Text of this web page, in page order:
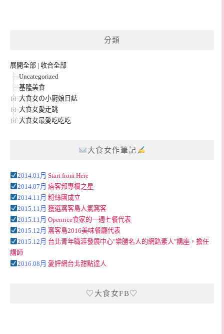
分類
展開全部 | 收合全部
Uncategorized
基隆美食
大食女の小廚娘日誌
大食女愛走跳
大食女最愛吃吃吃
大食女作筆記
2014.01月 Start from Here
2014.07月 痞客邦專欄之星
2014.11月 粉絲團成立
2015.11月 獲選窩客島人氣窩客
2015.11月 Openrice食家的一週七餐代表
2015.12月 窩客島2016美味餐廳代表
2015.12月 台北青年職涯發展中心"樂勝名人的網路素人"講座，擔任
講師
2016.08月 愛評網台北甜點達人
♡大食女FB♡